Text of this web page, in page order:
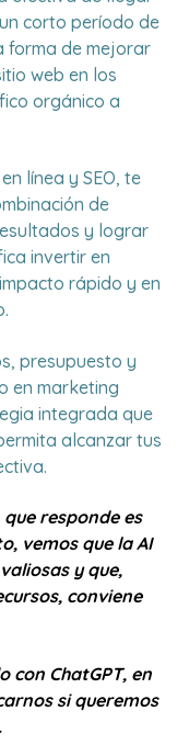
corto período de
forma de mejorar
web en los
orgánico a
línea y SEO, te
de
y lograr
invertir en
rápido y en
presupuesto y
en marketing
integrada que
alcanzar tus
responde es
vemos que la AI
y que,
conviene
con ChatGPT, en
si queremos